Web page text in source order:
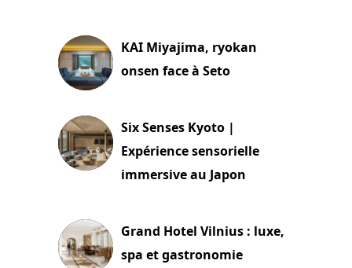
KAI Miyajima, ryokan
onsen face à Seto
Six Senses Kyoto |
Expérience sensorielle
immersive au Japon
Grand Hotel Vilnius : luxe,
spa et gastronomie